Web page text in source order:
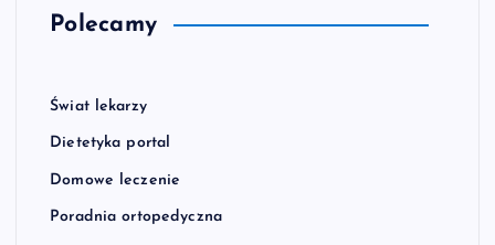
Polecamy
Świat lekarzy
Dietetyka portal
Domowe leczenie
Poradnia ortopedyczna